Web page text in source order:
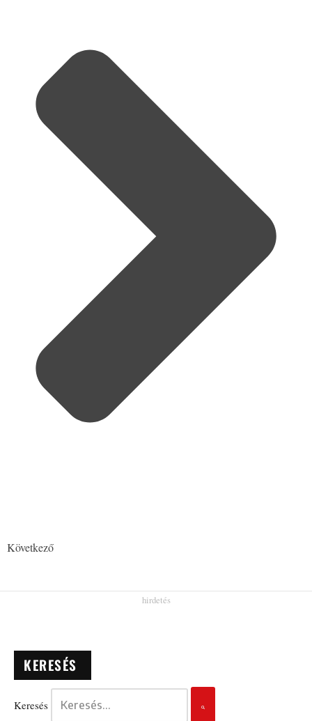
Következő
KERESÉS
Keresés